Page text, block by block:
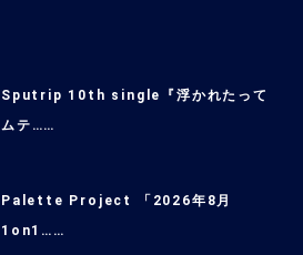
Sputrip 10th single『浮かれたって
ムテ……
Palette Project 「2026年8月
1on1……